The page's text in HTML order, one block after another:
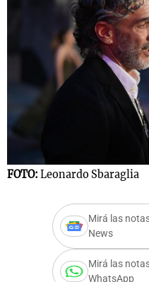
FOTO: Leonardo Sbaraglia
Mirá las
News
Mirá las
WhatsApp
Mundial 2026